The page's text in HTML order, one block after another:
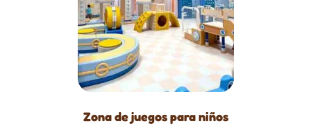
Zona de juegos para niños